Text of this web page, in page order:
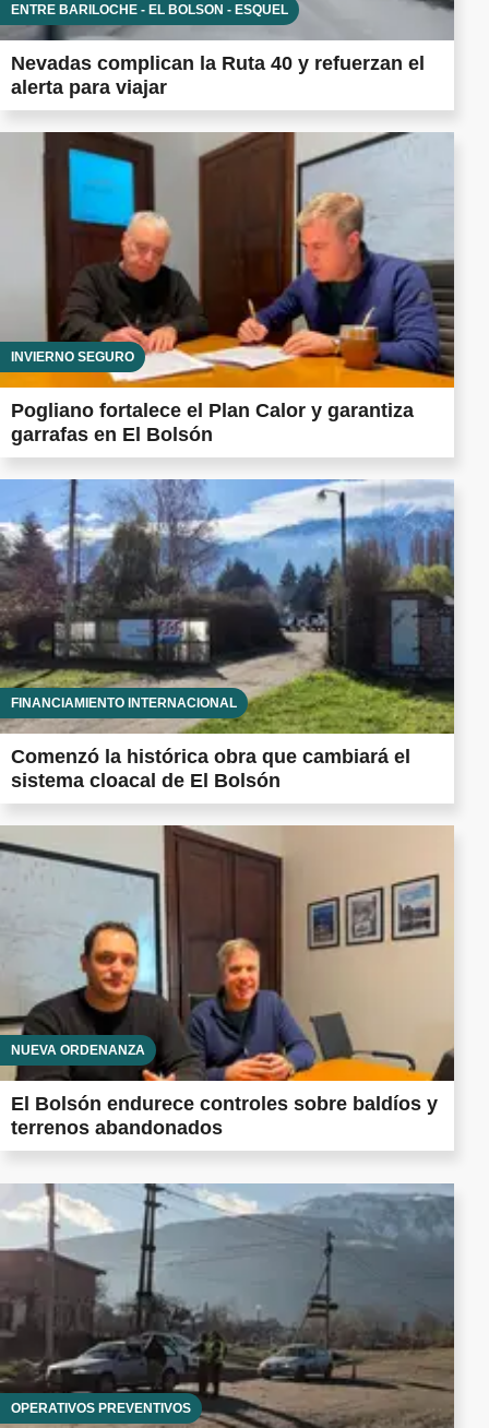
ENTRE BARILOCHE - EL BOLSÓN - ESQUEL
Nevadas complican la Ruta 40 y refuerzan el
alerta para viajar
INVIERNO SEGURO
Pogliano fortalece el Plan Calor y garantiza
garrafas en El Bolsón
FINANCIAMIENTO INTERNACIONAL
Comenzó la histórica obra que cambiará el
sistema cloacal de El Bolsón
NUEVA ORDENANZA
El Bolsón endurece controles sobre baldíos y
terrenos abandonados
OPERATIVOS PREVENTIVOS